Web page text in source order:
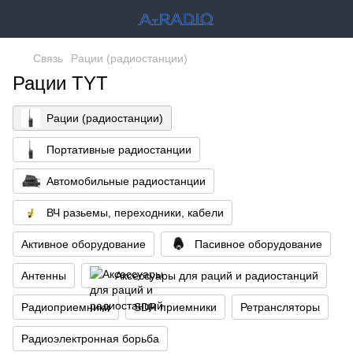
Связь Рации (радиостанции)
Рации TYT
Рации (радиостанции)
Портативные радиостанции
Автомобильные радиостанции
ВЧ разьемы, переходники, кабели
Активное оборудование Пасивное оборудование
Антенны Аксессуары для раций и радиостанций
Радиоприемники SDR приемники Ретрансляторы
Радиоэлектронная борьба